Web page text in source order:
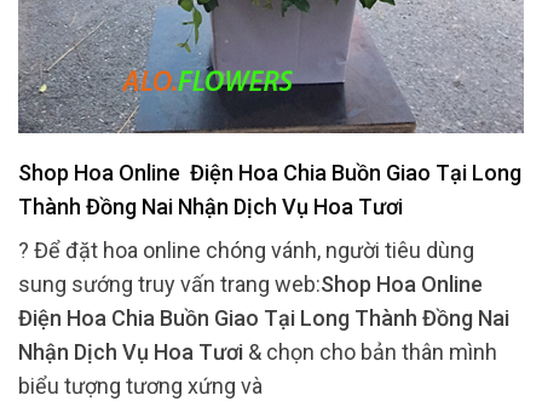
Shop Hoa Online Điện Hoa Chia Buồn Giao Tại Long
Thành Đồng Nai Nhận Dịch Vụ Hoa Tươi
? Để đặt hoa online chóng vánh, người tiêu dùng
sung sướng truy vấn trang web:Shop Hoa Online
Điện Hoa Chia Buồn Giao Tại Long Thành Đồng Nai
Nhận Dịch Vụ Hoa Tươi & chọn cho bản thân mình
biểu tượng tương xứng và